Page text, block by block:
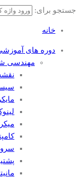
جستجو برای:
خانه
دوره های
مهندسی